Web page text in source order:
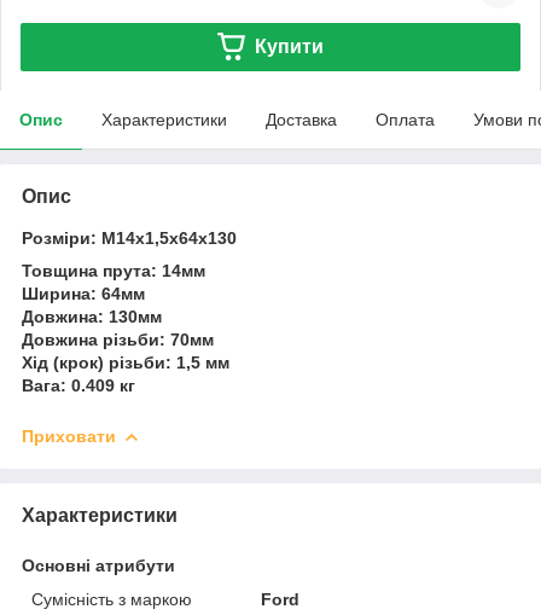
Купити
Опис Характеристики Доставка Оплата Умови
Опис
Розміри: M14x1,5x64x130
Товщина прута: 14мм
Ширина: 64мм
Довжина: 130мм
Довжина різьби: 70мм
Хід (крок) різьби: 1,5 мм
Вага: 0.409 кг
Приховати
Характеристики
Основні атрибути
Сумісність з маркою
Ford